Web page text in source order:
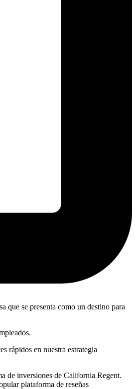
que se presenta como un destino para
rápidos en nuestra estrategia
de inversiones de California Regent.
plataforma de reseñas